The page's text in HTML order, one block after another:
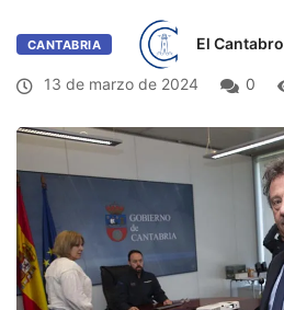
CANTABRIA El Cantabro
13 de marzo de 2024 0